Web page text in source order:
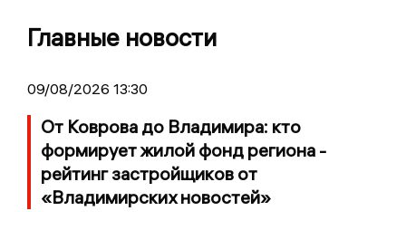
Главные новости
09/08/2026 13:30
От Коврова до Владимира: кто
формирует жилой фонд региона -
рейтинг застройщиков от
«Владимирских новостей»